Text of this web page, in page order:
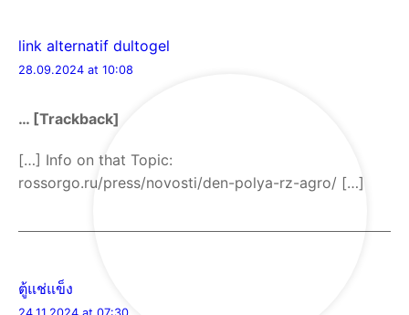
link alternatif dultogel
28.09.2024 at 10:08
… [Trackback]
[…] Info on that Topic:
rossorgo.ru/press/novosti/den-polya-rz-agro/ […]
ตู้แช่แข็ง